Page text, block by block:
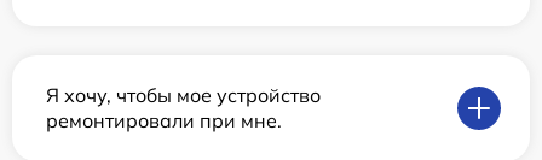
Я хочу, чтобы мое устройство
ремонтировали при мне.